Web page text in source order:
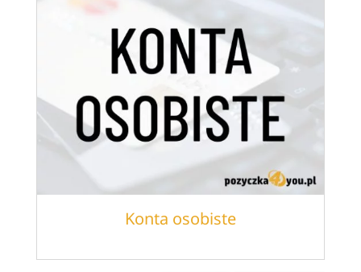
Konta osobiste